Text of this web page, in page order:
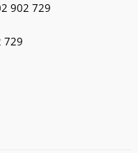
902 729
729